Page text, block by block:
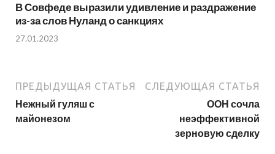
В Совфеде выразили удивление и раздражение
из-за слов Нуланд о санкциях
27.01.2023
ПРЕДЫДУЩАЯ СТАТЬЯ
Нежный гуляш с
майонезом
СЛЕДУЮЩАЯ СТАТЬЯ
ООН сочла
неэффективной
зерновую сделку